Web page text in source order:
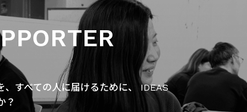
すべての人に届けるために、 IDEAS
？